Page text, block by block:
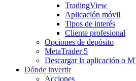
TradingView
Aplicación móvil
Tipos de interés
Cliente profesional
Opciones de depósito
MetaTrader 5
Descargar la aplicación o
Dónde invertir
Acciones